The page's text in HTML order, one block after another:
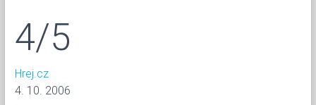
4/5
Hrej.cz
4. 10. 2006